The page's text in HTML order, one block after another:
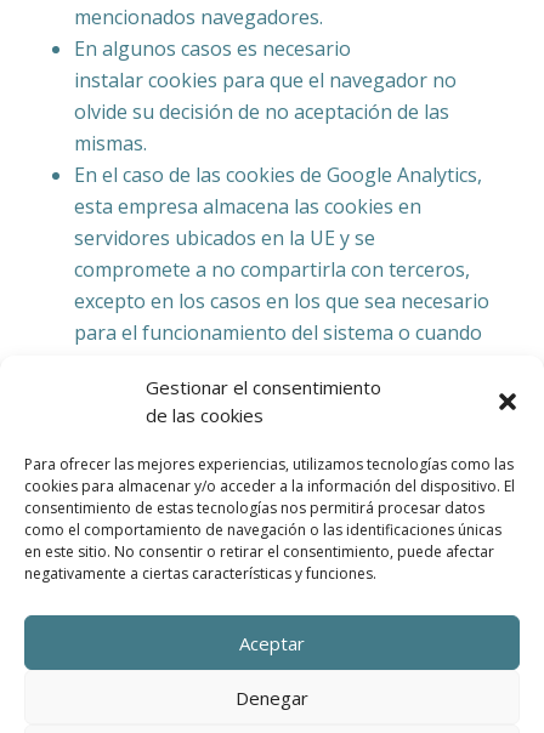
Gestionar el consentimiento
de las cookies
Para ofrecer las mejores experiencias, utilizamos tecnologías como las
cookies para almacenar y/o acceder a la información del dispositivo. El
consentimiento de estas tecnologías nos permitirá procesar datos
como el comportamiento de navegación o las identificaciones únicas
en este sitio. No consentir o retirar el consentimiento, puede afectar
negativamente a ciertas características y funciones.
Aceptar
Denegar
mencionados navegadores.
En algunos casos es necesario
instalar cookies para que el navegador no
olvide su decisión de no aceptación de las
mismas.
En el caso de las cookies de Google Analytics,
esta empresa almacena las cookies en
servidores ubicados en la UE y se
compromete a no compartirla con terceros,
excepto en los casos en los que sea necesario
para el funcionamiento del sistema o cuando
guarda su dirección IP. Google Inc. es una
compañía adherida al Acuerdo de Puerto
Seguro que garantiza que todos los datos
transferidos serán tratados con un nivel de
protección acorde a la normativa europea. Si
desea información sobre el uso que Google
da a las cookiesle adjuntamos este otro
enlace.
Para cualquier duda o consulta acerca de esta
con nosotros a través de la sección de